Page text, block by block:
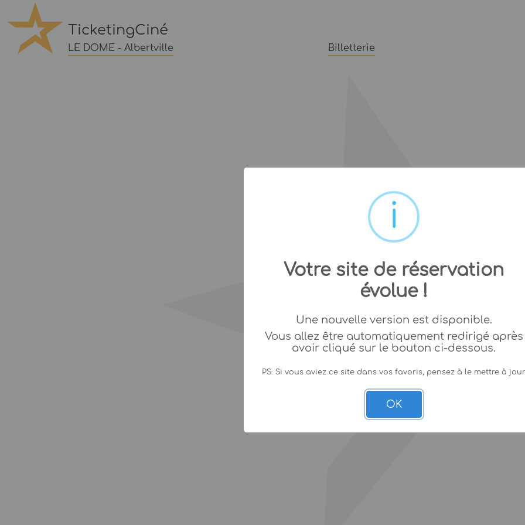
TicketingCiné
LE DOME - Albertville Billetterie
Votre site de réservation
évolue !
Une nouvelle version est disponible.
Vous allez être automatiquement redirigé après
avoir cliqué sur le bouton ci-dessous.
PS: Si vous aviez ce site dans vos favoris, pensez à le mettre à
OK